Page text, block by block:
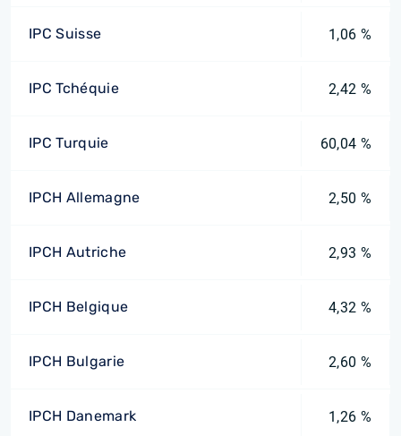
IPC Suisse 1,06 %
IPC Tchéquie 2,42 %
IPC Turquie 60,04 %
IPCH Allemagne 2,50 %
IPCH Autriche 2,93 %
IPCH Belgique 4,32 %
IPCH Bulgarie 2,60 %
IPCH Danemark 1,26 %